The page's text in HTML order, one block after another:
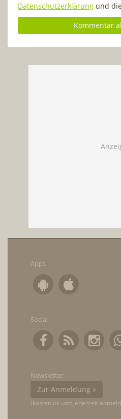
Datenschutzerklärung und
Apps
Social
Newsletter
Zur Anmeldung »
(kostenlos und jederzeit